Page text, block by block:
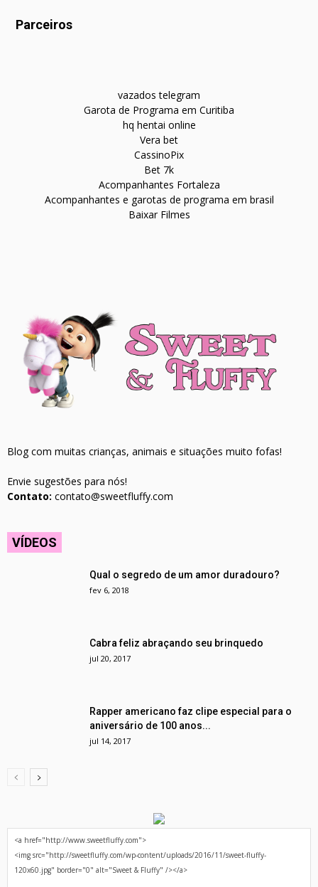
Parceiros
vazados telegram
Garota de Programa em Curitiba
hq hentai online
Vera bet
CassinoPix
Bet 7k
Acompanhantes Fortaleza
Acompanhantes e garotas de programa em brasil
Baixar Filmes
Blog com muitas crianças, animais e situações muito fofas!
Envie sugestões para nós!
Contato: contato@sweetfluffy.com
VÍDEOS
Qual o segredo de um amor duradouro?
fev 6, 2018
Cabra feliz abraçando seu brinquedo
jul 20, 2017
Rapper americano faz clipe especial para o
aniversário de 100 anos...
jul 14, 2017